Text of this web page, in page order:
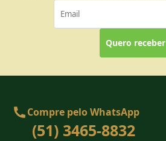
Quero receber
Compre pelo WhatsApp
(51) 3465-8832